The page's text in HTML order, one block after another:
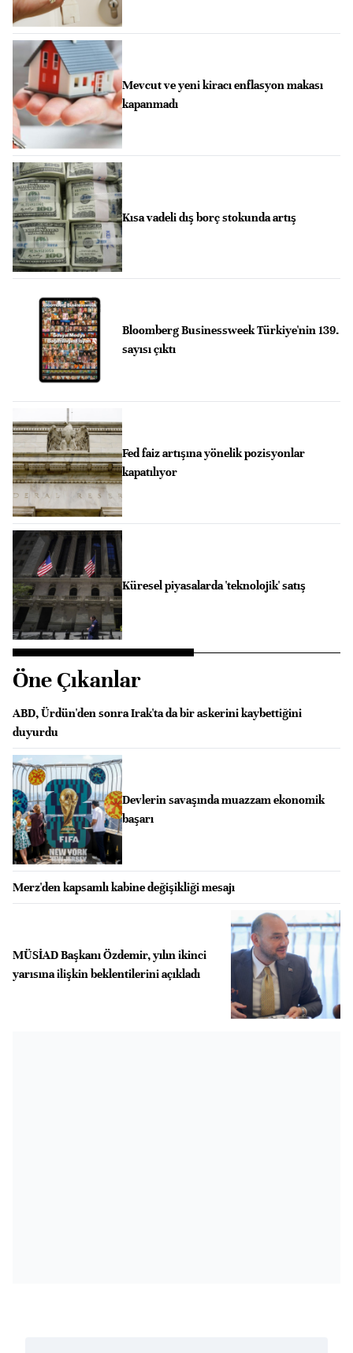
Mevcut ve yeni kiracı enflasyon makası
kapanmadı
Kısa vadeli dış borç stokunda artış
Bloomberg Businessweek Türkiye'nin 139.
sayısı çıktı
Fed faiz artışına yönelik pozisyonlar
kapatılıyor
Küresel piyasalarda 'teknolojik' satış
Öne Çıkanlar
ABD, Ürdün'den sonra Irak'ta da bir askerini kaybettiğini
duyurdu
Devlerin savaşında muazzam ekonomik
başarı
Merz'den kapsamlı kabine değişikliği mesajı
MÜSİAD Başkanı Özdemir, yılın ikinci
yarısına ilişkin beklentilerini açıkladı